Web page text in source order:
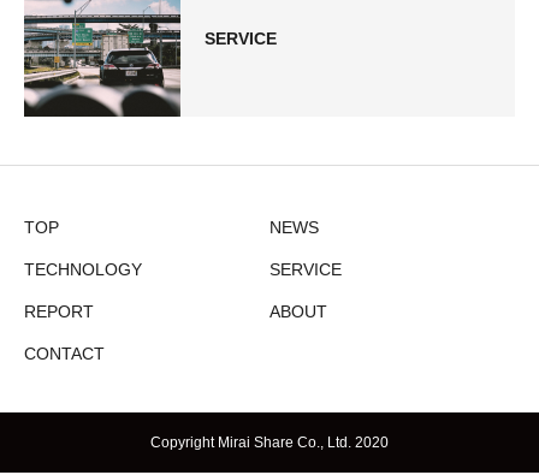
SERVICE
TOP NEWS
TECHNOLOGY SERVICE
REPORT ABOUT
CONTACT
Copyright Mirai Share Co., Ltd. 2020